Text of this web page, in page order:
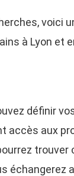
voici
à Lyon et
définir
accès aux